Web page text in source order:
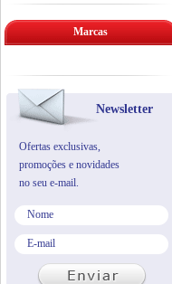
Marcas
Newsletter
Ofertas exclusivas,
promoções e novidades
no seu e-mail.